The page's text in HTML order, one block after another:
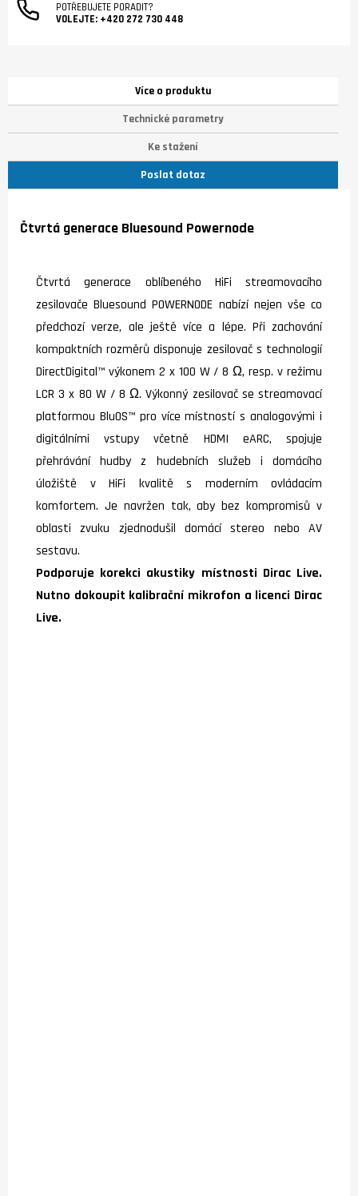
POTŘEBUJETE PORADIT?
VOLEJTE: +420 272 730 448
Více o produktu
Technické parametry
Ke stažení
Poslat dotaz
Čtvrtá generace Bluesound Powernode
Čtvrtá generace oblíbeného HiFi streamovacího
zesilovače Bluesound POWERNODE nabízí nejen vše co
předchozí verze, ale ještě více a lépe. Při zachování
kompaktních rozměrů disponuje zesilovač s technologií
DirectDigital™ výkonem 2 x 100 W / 8 Ω, resp. v režimu
LCR 3 x 80 W / 8 Ω. Výkonný zesilovač se streamovací
platformou BluOS™ pro více místností s analogovými i
digitálními vstupy včetně HDMI eARC, spojuje
přehrávání hudby z hudebních služeb i domácího
úložiště v HiFi kvalitě s moderním ovládacím
komfortem. Je navržen tak, aby bez kompromisů v
oblasti zvuku zjednodušil domácí stereo nebo AV
sestavu.
Podporuje korekci akustiky místnosti Dirac Live.
Nutno dokoupit kalibrační mikrofon a licenci Dirac
Live.